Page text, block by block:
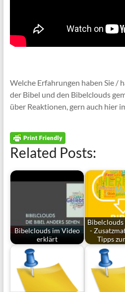
Welche Erfahrungen haben Sie /
der Bibel und den Bibelclouds
über Reaktionen, gern auch hier
Related Posts:
Bibelclouds im Video
erklärt
-
Tipps